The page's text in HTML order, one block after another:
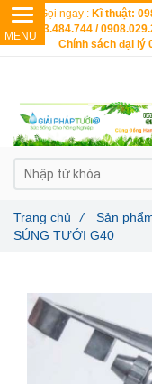
Trang chủ / Sản
SÚNG TƯỚI G40
Gọi ngay : Kĩ thuật:
0903.484.744 /
Chính sách đại lý